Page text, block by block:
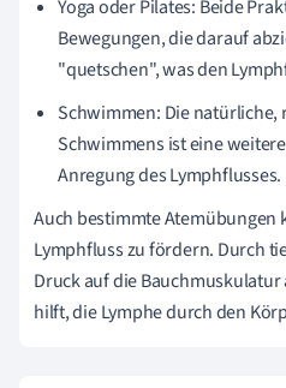
Yoga oder Pilates: Beide
Bewegungen, die darauf
"quetschen", was den
Schwimmen: Die
Schwimmens ist eine
Anregung des Lymphflusses.
Auch bestimmte Atemübungen
Lymphfluss zu fördern. Durch
Druck auf die
hilft, die Lymphe durch den